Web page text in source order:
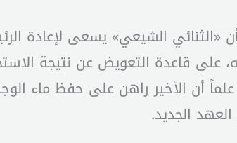
«الثنائي الشيعي» يسعى لإعادة
على قاعدة التعويض عن نتيجة
علماً أن الأخير راهن على حفظ ماء
الجديد.